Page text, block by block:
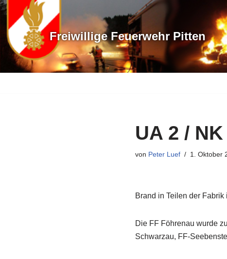
Zum
Inhalt
springen
Freiwillige Feuerwehr Pitten
UA 2 /
von Peter Luef 1. Oktober
Brand in Teilen der Fabrik
Die FF Föhrenau wurde
Schwarzau, FF-